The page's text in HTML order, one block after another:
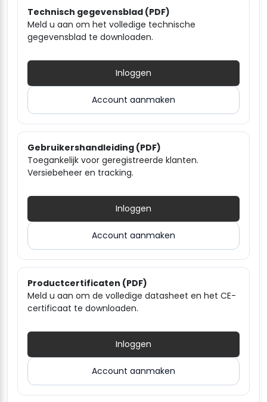
Technisch gegevensblad (PDF)
Meld u aan om het volledige technische
gegevensblad te downloaden.
Inloggen
Account aanmaken
Gebruikershandleiding (PDF)
Toegankelijk voor geregistreerde klanten.
Versiebeheer en tracking.
Inloggen
Account aanmaken
Productcertificaten (PDF)
Meld u aan om de volledige datasheet en het CE-
certificaat te downloaden.
Inloggen
Account aanmaken